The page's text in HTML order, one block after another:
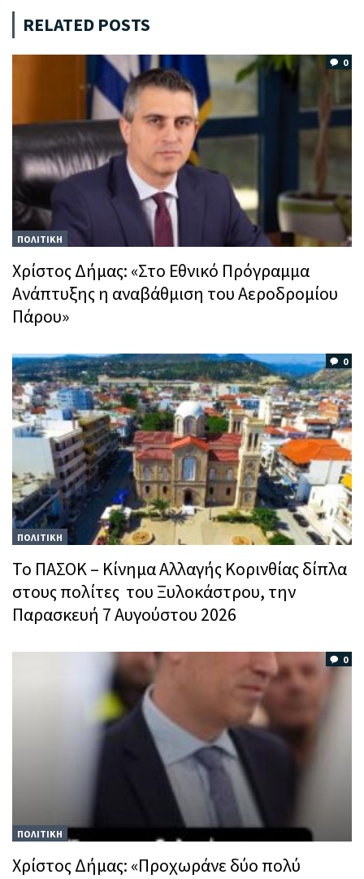
RELATED POSTS
0
ΠΟΛΙΤΙΚΗ
Χρίστος Δήμας: «Στο Εθνικό Πρόγραμμα
Ανάπτυξης η αναβάθμιση του Αεροδρομίου
Πάρου»
0
ΠΟΛΙΤΙΚΗ
Το ΠΑΣΟΚ – Κίνημα Αλλαγής Κορινθίας δίπλα
στους πολίτες του Ξυλοκάστρου, την
Παρασκευή 7 Αυγούστου 2026
0
ΠΟΛΙΤΙΚΗ
Χρίστος Δήμας: «Προχωράνε δύο πολύ